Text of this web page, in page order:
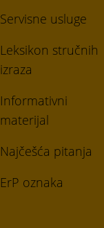
Servisne usluge
Leksikon stručnih
izraza
Informativni
materijal
Najčešća pitanja
ErP oznaka